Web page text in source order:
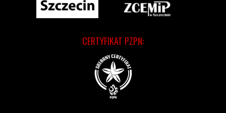
CERTYFIKAT PZPN: